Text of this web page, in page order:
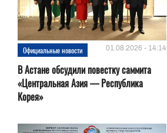
Официальные новости 01.08.2026 - 14:14
В Астане обсудили повестку саммита
«Центральная Азия — Республика
Корея»